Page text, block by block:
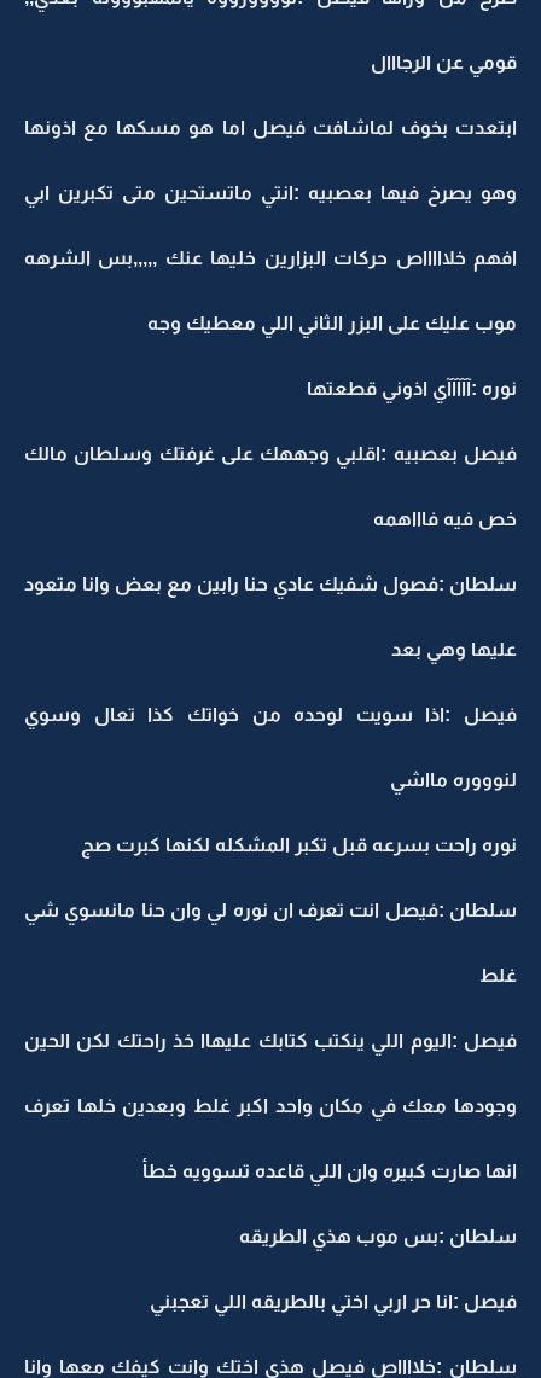
قومي عن الرجااال
ابتعدت بخوف لماشافت فيصل اما هو مسكها مع اذونها
وهو يصرخ فيها بعصبيه :انتي ماتستحين متى تكبرين ابي
افهم خلاااااص حركات البزارين خليها عنك ,,,,,بس الشرهه
موب عليك على البزر الثاني اللي معطيك وجه
نوره :آآآآآي اذوني قطعتها
فيصل بعصبيه :اقلبي وجههك على غرفتك وسلطان مالك
خص فيه فاااهمه
سلطان :فصول شفيك عادي حنا رابين مع بعض وانا متعود
عليها وهي بعد
فيصل :اذا سويت لوحده من خواتك كذا تعال وسوي
لنوووره مااشي
نوره راحت بسرعه قبل تكبر المشكله لكنها كبرت صج
سلطان :فيصل انت تعرف ان نوره لي وان حنا مانسوي شي
غلط
فيصل :اليوم اللي ينكتب كتابك عليهاا خذ راحتك لكن الحين
وجودها معك في مكان واحد اكبر غلط وبعدين خلها تعرف
انها صارت كبيره وان اللي قاعده تسوويه خطأ
سلطان :بس موب هذي الطريقه
فيصل :انا حر اربي اختي بالطريقه اللي تعجبني
سلطان :خلااااص فيصل هذي اختك وانت كيفك معها وانا